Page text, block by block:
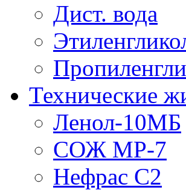
Дист. вода
Технические
Ленол-10МБ
СОЖ МР-7
Нефрас С2